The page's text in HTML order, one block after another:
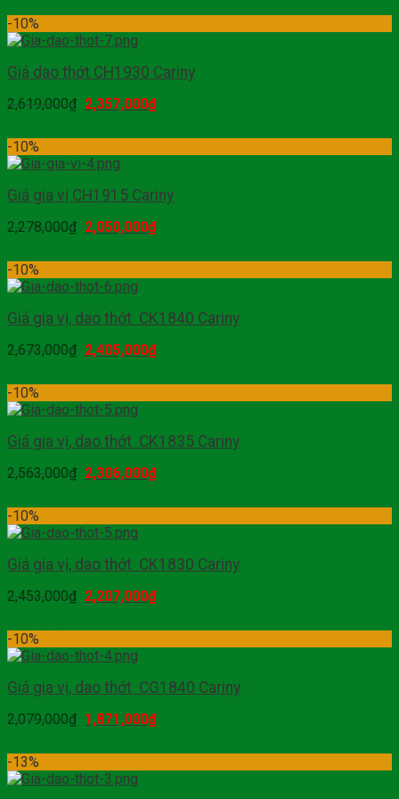
-10%
Giá dao thớt CH1930 Cariny
2,619,000₫ 2,357,000₫
-10%
Giá gia vị CH1915 Cariny
2,278,000₫ 2,050,000₫
-10%
Giá gia vị, dao thớt CK1840 Cariny
2,673,000₫ 2,405,000₫
-10%
Giá gia vị, dao thớt CK1835 Cariny
2,563,000₫ 2,306,000₫
-10%
Giá gia vị, dao thớt CK1830 Cariny
2,453,000₫ 2,207,000₫
-10%
Giá gia vị, dao thớt CG1840 Cariny
2,079,000₫ 1,871,000₫
-13%